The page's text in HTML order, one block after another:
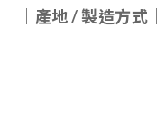
｜產地/製造方式｜